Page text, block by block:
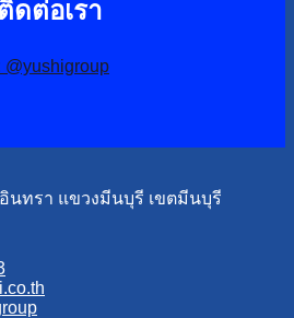
ดต่อเรา
@yushigroup
นทรา แขวงมีนบุรี เขตมีนบุรี